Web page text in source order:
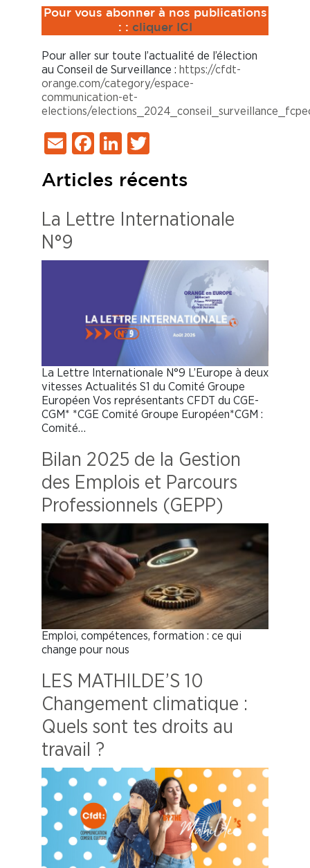
Pour vous abonner à nos publications
: : cliquer ICI
Pour aller sur toute l’actualité de l’élection
au Conseil de Surveillance : https://cfdt-
orange.com/category/espace-
communication-et-
elections/
EmailFacebook
LinkedIn
Articles récents
La Lettre Internationale
N°9
La Lettre Internationale N°9 L’Europe à deux
vitesses Actualités S1 du Comité Groupe
Européen Vos représentants CFDT du CGE-
CGM* *CGE Comité Groupe Européen*CGM :
Comité…
Bilan 2025 de la Gestion
des Emplois et Parcours
Professionnels (GEPP)
Emploi, compétences, formation : ce qui
change pour nous
LES MATHILDE’S 10
Changement climatique :
Quels sont tes droits au
travail ?